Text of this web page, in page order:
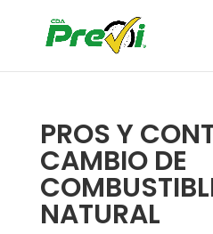
PROS Y
CAMBIO DE
NATURAL